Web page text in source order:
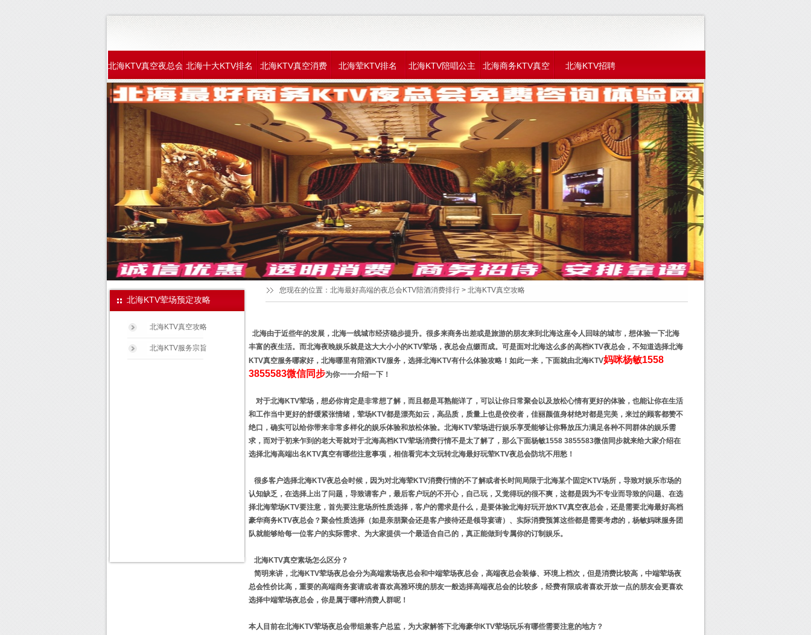
北海KTV真空夜总会 北海十大KTV排名 北海KTV真空消费 北海荤KTV排名 北海KTV陪唱公主 北海商务KTV真空 北海KTV招聘
北海KTV荤场预定攻略
北海KTV真空攻略
北海KTV服务宗旨
您现在的位置： 北海最好高端的夜总会KTV陪酒消费排行 > 北海KTV真空攻略
北海由于近些年的发展，北海一线城市经济稳步提升。很多来商务出差或是旅游的朋友来到北海这座令人回味的城市，想体验一下北海
丰富的夜生活。而北海夜晚娱乐就是这大大小小的KTV荤场，夜总会点缀而成。可是面对北海这么多的高档KTV夜总会，不知道选择北海
KTV真空服务哪家好，北海哪里有陪酒KTV服务，选择北海KTV有什么体验攻略！如此一来，下面就由北海KTV妈咪杨敏1558
3855583微信同步为你一一介绍一下！
对于北海KTV荤场，想必你肯定是非常想了解，而且都是耳熟能详了，可以让你日常聚会以及放松心情有更好的体验，也能让你在生活
和工作当中更好的舒缓紧张情绪，荤场KTV都是漂亮如云，高品质，质量上也是佼佼者，佳丽颜值身材绝对都是完美，来过的顾客都赞不
绝口，确实可以给你带来非常多样化的娱乐体验和放松体验。北海KTV荤场进行娱乐享受能够让你释放压力满足各种不同群体的娱乐需
求，而对于初来乍到的老大哥就对于北海高档KTV荤场消费行情不是太了解了，那么下面杨敏1558 3855583微信同步就来给大家介绍在
选择北海高端出名KTV真空有哪些注意事项，相信看完本文玩转北海最好玩荤KTV夜总会防坑不用愁！
很多客户选择北海KTV夜总会时候，因为对北海荤KTV消费行情的不了解或者长时间局限于北海某个固定KTV场所，导致对娱乐市场的
认知缺乏，在选择上出了问题，导致请客户，最后客户玩的不开心，自己玩，又觉得玩的很不爽，这都是因为不专业而导致的问题、在选
择北海荤场KTV要注意，首先要注意场所性质选择，客户的需求是什么，是要体验北海好玩开放KTV真空夜总会，还是需要北海最好高档
豪华商务KTV夜总会？聚会性质选择（如是亲朋聚会还是客户接待还是领导宴请）、实际消费预算这些都是需要考虑的，杨敏妈咪服务团
队就能够给每一位客户的实际需求、为大家提供一个最适合自己的，真正能做到专属你的订制娱乐。
北海KTV真空素场怎么区分？
简明来讲，北海KTV荤场夜总会分为高端素场夜总会和中端荤场夜总会，高端夜总会装修、环境上档次，但是消费比较高，中端荤场夜
总会性价比高，重要的高端商务宴请或者喜欢高雅环境的朋友一般选择高端夜总会的比较多，经费有限或者喜欢开放一点的朋友会更喜欢
选择中端荤场夜总会，你是属于哪种消费人群呢！
本人目前在北海KTV荤场夜总会带组兼客户总监，为大家解答下北海豪华KTV荤场玩乐有哪些需要注意的地方？